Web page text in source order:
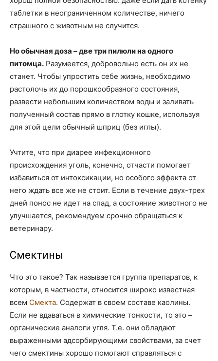
таблетки в неограниченном количестве, ничего
страшного с животным не случится.
Но обычная доза – две три пилюли на одного
питомца. Разумеется, добровольно есть он их не
станет. Чтобы упростить себе жизнь, необходимо
растолочь их до порошкообразного состояния,
развести небольшим количеством воды и заливать
полученный состав прямо в глотку кошке, используя
для этой цели обычный шприц (без иглы).
Учтите, что при диарее инфекционного
происхождения уголь, конечно, отчасти помогает
избавиться от интоксикации, но особого эффекта от
него ждать все же не стоит. Если в течение двух-трех
дней понос не идет на спад, а состояние животного не
улучшается, рекомендуем срочно обращаться к
ветеринару.
Смектины
Что это такое? Так называется группа препаратов, к
которым, в частности, относится широко известная
всем Смекта. Содержат в своем составе каолины.
Если не вдаваться в химические тонкости, то это –
органические аналоги угля. Т.е. они обладают
выраженными адсорбирующими свойствами, за счет
чего смектины хорошо помогают справляться с